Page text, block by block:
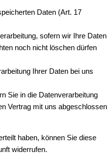
Daten (Art. 17
sofern wir Ihre Daten
noch nicht löschen dürfen
Ihrer Daten bei uns
Sie in die Datenverarbeitung
Vertrag mit uns abgeschlossen
haben, können Sie diese
widerrufen.